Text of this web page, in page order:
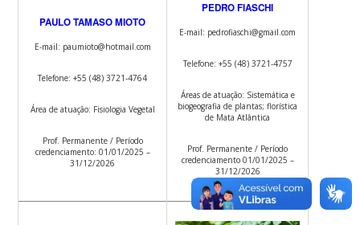
PAULO TAMASO MIOTO
E-mail: paumioto@hotmail.com
Telefone: +55 (48) 3721-4764
Área de atuação: Fisiologia Vegetal
Prof. Permanente / Período
credenciamento: 01/01/2025 –
31/12/2026
PEDRO FIASCHI
E-mail: pedrofiaschi@gmail.com
Telefone: +55 (48) 3721-4757
Áreas de atuação: Sistemática e
biogeografia de plantas; florística
de Mata Atlântica
Prof. Permanente / Período
credenciamento 01/01/2025 –
31/12/2026